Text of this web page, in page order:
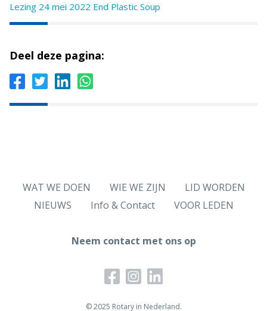
Lezing 24 mei 2022 End Plastic Soup
Deel deze pagina:
WAT WE DOEN WIE WE ZIJN
LID WORDEN
NIEUWS
Info & Contact VOOR LEDEN
Neem contact met ons op
© 2025 Rotary in Nederland.